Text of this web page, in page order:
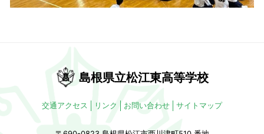
島根県立松江東高等学校
交通アクセス リンク お問い合わせ サイトマップ